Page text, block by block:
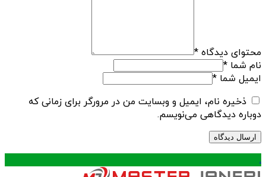
محتوای دیدگاه *
نام شما *
ایمیل شما *
ذخیره نام، ایمیل و وبسایت من در مرورگر برای زمانی که
دوباره دیدگاهی می‌نویسم.
.